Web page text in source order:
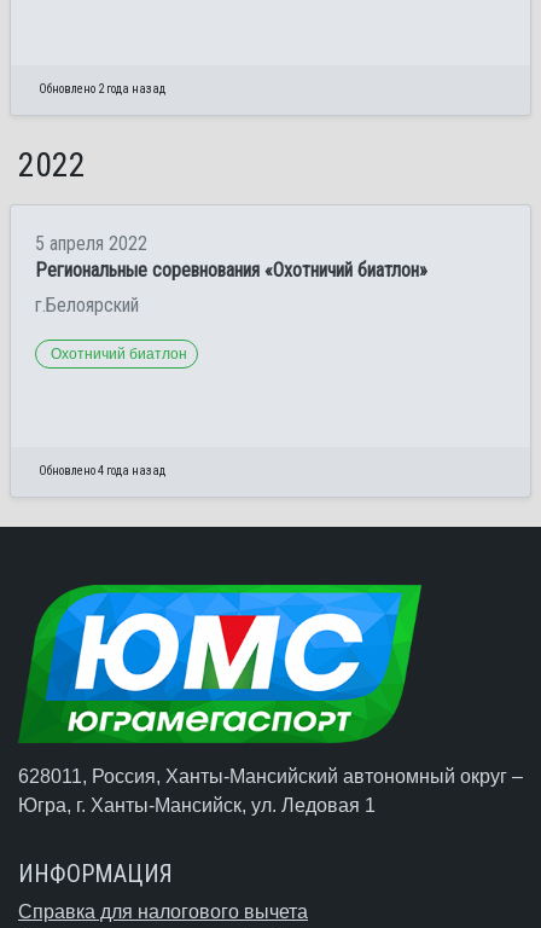
Обновлено 2 года назад
2022
5 апреля 2022
Региональные соревнования «Охотничий биатлон»
г.Белоярский
Охотничий биатлон
Обновлено 4 года назад
628011, Россия, Ханты-Мансийский автономный округ –
Югра, г. Ханты-Мансийск, ул. Ледовая 1
ИНФОРМАЦИЯ
Справка для налогового вычета